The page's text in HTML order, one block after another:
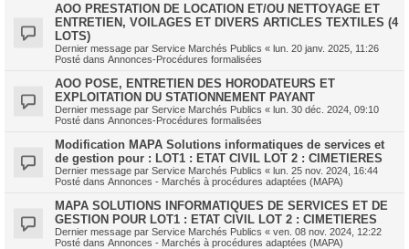
AOO PRESTATION DE LOCATION ET/OU NETTOYAGE ET
ENTRETIEN, VOILAGES ET DIVERS ARTICLES TEXTILES (4
LOTS)
Dernier message par Service Marchés Publics « lun. 20 janv. 2025, 11:26
Posté dans Annonces-Procédures formalisées
AOO POSE, ENTRETIEN DES HORODATEURS ET
EXPLOITATION DU STATIONNEMENT PAYANT
Dernier message par Service Marchés Publics « lun. 30 déc. 2024, 09:10
Posté dans Annonces-Procédures formalisées
Modification MAPA Solutions informatiques de services et
de gestion pour : LOT1 : ETAT CIVIL LOT 2 : CIMETIERES
Dernier message par Service Marchés Publics « lun. 25 nov. 2024, 16:44
Posté dans Annonces - Marchés à procédures adaptées (MAPA)
MAPA SOLUTIONS INFORMATIQUES DE SERVICES ET DE
GESTION POUR LOT1 : ETAT CIVIL LOT 2 : CIMETIERES
Dernier message par Service Marchés Publics « ven. 08 nov. 2024, 12:22
Posté dans Annonces - Marchés à procédures adaptées (MAPA)